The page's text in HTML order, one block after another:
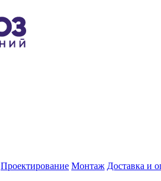
Проектирование Монтаж Доставка и